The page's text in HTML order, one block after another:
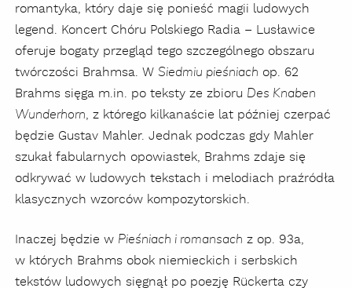
romantyka, który daje się ponieść magii ludowych
legend. Koncert Chóru Polskiego Radia – Lusławice
oferuje bogaty przegląd tego szczególnego obszaru
twórczości Brahmsa. W Siedmiu pieśniach op. 62
Brahms sięga m.in. po teksty ze zbioru Des Knaben
Wunderhorn, z którego kilkanaście lat później czerpać
będzie Gustav Mahler. Jednak podczas gdy Mahler
szukał fabularnych opowiastek, Brahms zdaje się
odkrywać w ludowych tekstach i melodiach praźródła
klasycznych wzorców kompozytorskich.
Inaczej będzie w Pieśniach i romansach z op. 93a,
w których Brahms obok niemieckich i serbskich
tekstów ludowych sięgnął po poezję Rückerta czy